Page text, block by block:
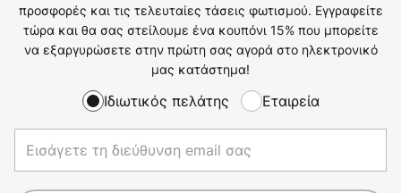
προσφορές και τις τελευταίες τάσεις φωτισμού. Εγγραφείτε
τώρα και θα σας στείλουμε ένα κουπόνι 15% που μπορείτε
να εξαργυρώσετε στην πρώτη σας αγορά στο ηλεκτρονικό
μας κατάστημα!
Ιδιωτικός πελάτης Εταιρεία